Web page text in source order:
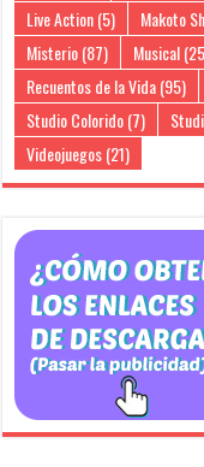
Live Action(5) Makoto
Misterio(87) Musical
Recuentos de la Vida(95)
Studio Colorido(7)
Videojuegos(21)